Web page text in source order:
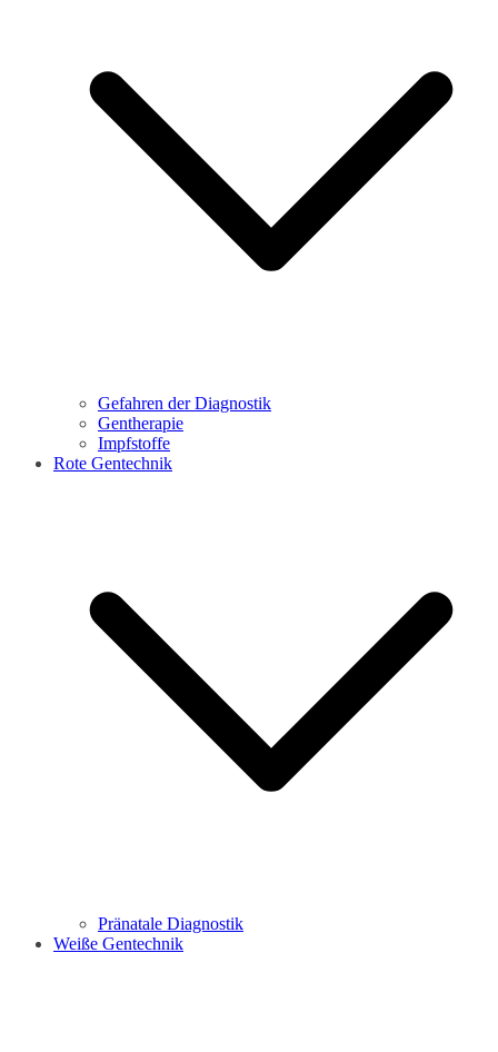
Gefahren der Diagnostik
Gentherapie
Impfstoffe
Rote Gentechnik
Pränatale Diagnostik
Weiße Gentechnik